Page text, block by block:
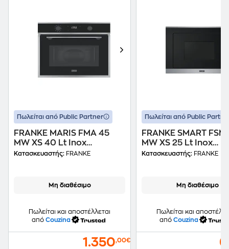
Πωλείται από Public Partner
FRANKE MARIS FMA 45
MW XS 40 Lt Inox
Εντοιχιζόμενος Φούρνος
Κατασκευαστής: FRANKE
Μη διαθέσιμο
Πωλείται και αποστέλλεται
από Couzina
1.350,00€
Πωλείται από Public
FRANKE SMART FSM
MW XS 25 Lt Inox
Εντοιχιζόμενος
Κατασκευαστής: FRANKE
Μη διαθέσιμο
Πωλείται και
από Couzina